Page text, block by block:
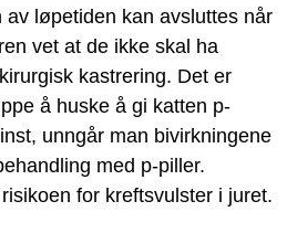
av løpetiden kan avsluttes når
vet at de ikke skal ha
kastrering. Det er
å huske å gi katten p-
unngår man bivirkningene
med p-piller.
for kreftsvulster i juret.